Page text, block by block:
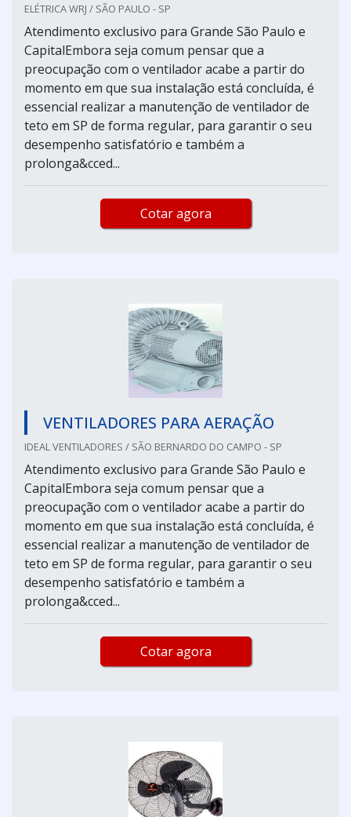
ELÉTRICA WRJ / SÃO PAULO - SP
Atendimento exclusivo para Grande São Paulo e
CapitalEmbora seja comum pensar que a
preocupação com o ventilador acabe a partir do
momento em que sua instalação está concluída, é
essencial realizar a manutenção de ventilador de
teto em SP de forma regular, para garantir o seu
desempenho satisfatório e também a
prolonga&cced...
Cotar agora
VENTILADORES PARA AERAÇÃO
IDEAL VENTILADORES / SÃO BERNARDO DO CAMPO - SP
Atendimento exclusivo para Grande São Paulo e
CapitalEmbora seja comum pensar que a
preocupação com o ventilador acabe a partir do
momento em que sua instalação está concluída, é
essencial realizar a manutenção de ventilador de
teto em SP de forma regular, para garantir o seu
desempenho satisfatório e também a
prolonga&cced...
Cotar agora